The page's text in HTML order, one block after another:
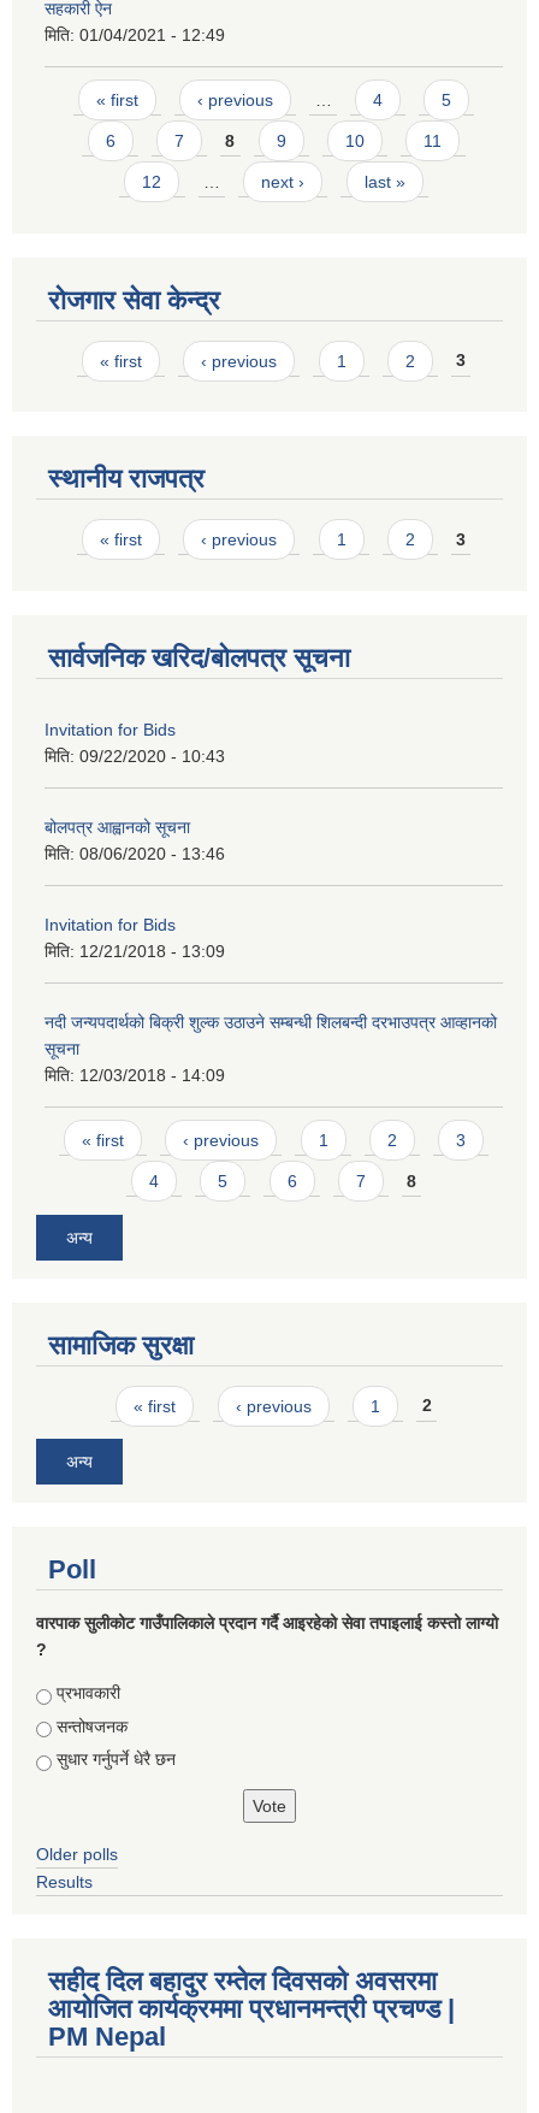
सहकारी ऐन
मिति: 01/04/2021 - 12:49
Pages
« first ‹ previous 4 5
6 7 8 9 10 11
12 next › last »
रोजगार सेवा केन्द्र
Pages
« first ‹ previous 1 2 3
स्थानीय राजपत्र
Pages
« first ‹ previous 1 2 3
सार्वजनिक खरिद/बोलपत्र सूचना
Invitation for Bids
मिति: 09/22/2020 - 10:43
बोलपत्र आह्वानको सूचना
मिति: 08/06/2020 - 13:46
Invitation for Bids
मिति: 12/21/2018 - 13:09
नदी जन्यपदार्थको बिक्री शुल्क उठाउने सम्बन्धी शिलबन्दी दरभाउपत्र आव्हानको
सूचना
मिति: 12/03/2018 - 14:09
Pages
« first ‹ previous 1 2 3
4 5 6 7 8
अन्य
सामाजिक सुरक्षा
Pages« first ‹ previous 1 2
अन्य
Poll
वारपाक सुलीकोट गाउँपालिकाले प्रदान गर्दै आइरहेको सेवा तपाइलाई कस्तो लाग्यो
?
Choices
प्रभावकारी
सन्तोषजनक
सुधार गर्नुपर्ने धेरै छन
Older polls
Results
सहीद दिल बहादुर रम्तेल दिवसको अवसरमा
आयोजित कार्यक्रममा प्रधानमन्त्री प्रचण्ड |
PM Nepal